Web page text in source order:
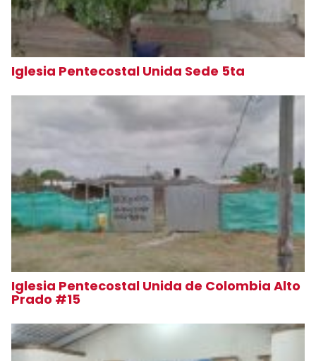
Iglesia Pentecostal Unida Sede 5ta
Iglesia Pentecostal Unida de Colombia Alto
Prado #15